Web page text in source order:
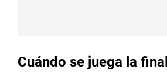
Cuándo se juega la